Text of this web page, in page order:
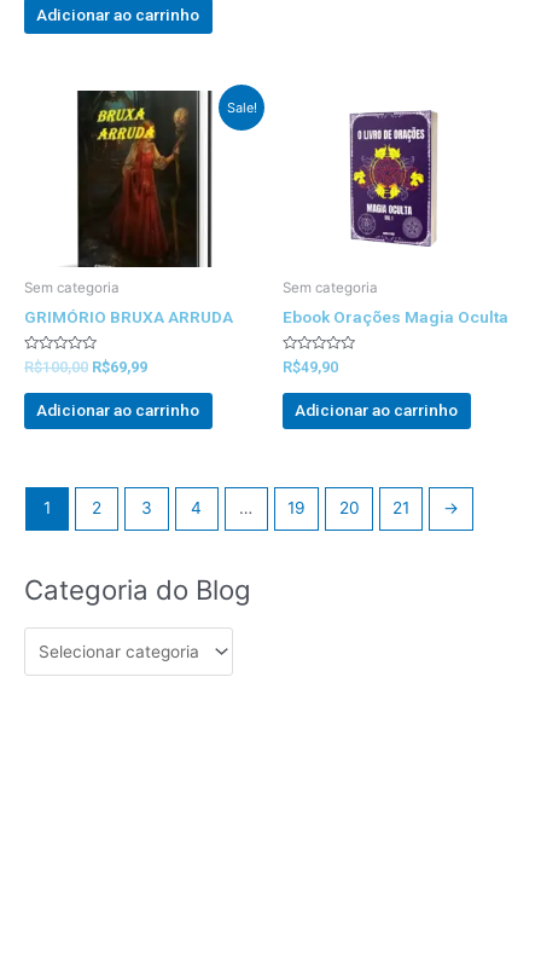
Adicionar ao carrinho
Sale!
Sem categoria
GRIMÓRIO BRUXA ARRUDA
Avaliado
0
out
R$100,00
Preço
Original
foi:
R$100,00.
R$69,99
atual
é:
R$69,99.
Adicionar ao carrinho
Sem categoria
Ebook Orações Magia Oculta
Avaliado
0
out
R$49,90
Adicionar ao carrinho
1 2 3 4 … 19 20 21 →
Categoria do Blog
Categoria
do
Blog